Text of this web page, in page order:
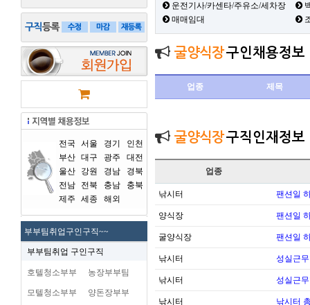
전국 서울 경기
인천
부산 대구 광주
대전
울산
강원 경남
경북
전남
전북 충남
충북
제주
세종 해외
부부팀취업구인구직~~
부부팀취업 구인구직
호텔청소부부 농장부부팀
모텔청소부부 양돈장부부
운전기사/카센타/주유소/세차장
매매임대
굴양식장구인채용정보
업종 제목
굴양식장구직인재정보
업종
낚시터 팬션일
양식장 팬션일
굴양식장 팬션일
낚시터 성실근
낚시터 성실근
낚시터 낚시터